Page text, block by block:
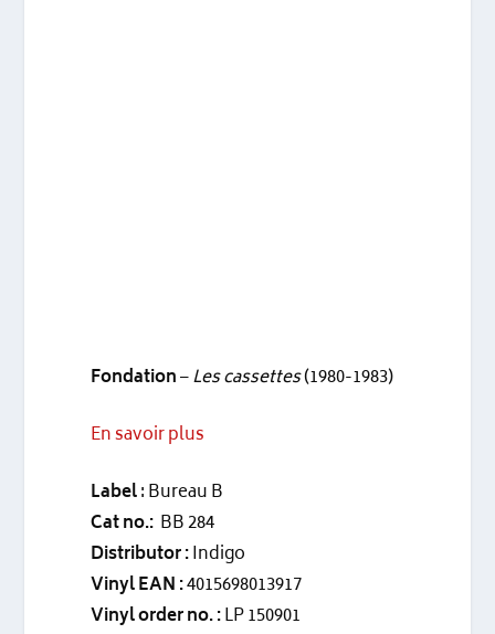
Fondation–Les cassettes(1980-1983)
En savoir plus
Label: Bureau B
Cat no.: BB 284
Distributor :Indigo
Vinyl EAN :4015698013917
Vinyl order no. :LP 150901